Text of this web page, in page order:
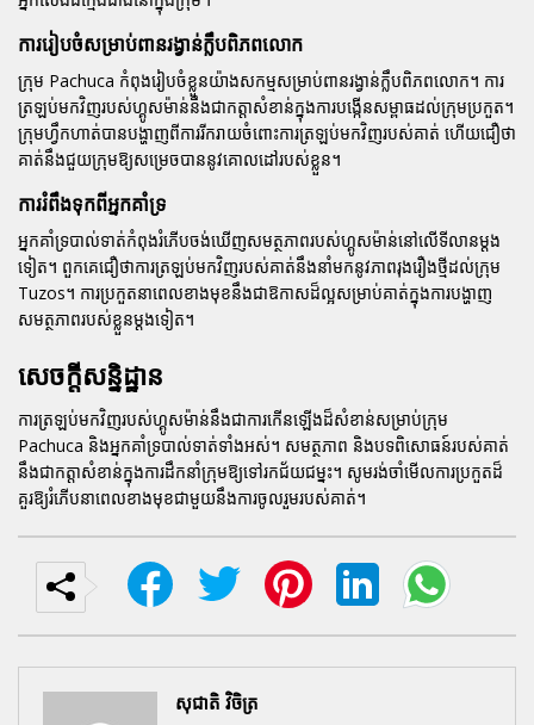
ការរៀបចំសម្រាប់ពានរង្វាន់ក្លឹបពិភពលោក
ក្រុម Pachuca កំពុងរៀបចំខ្លួនយ៉ាងសកម្មសម្រាប់ពានរង្វាន់ក្លឹបពិភពលោក។ ការ
ត្រឡប់មកវិញរបស់ហ្គូសម៉ាន់នឹងជាកត្តាសំខាន់ក្នុងការបង្កើនសម្ពាធដល់ក្រុមប្រកួត។
ក្រុមហ្វឹកហាត់បានបង្ហាញពីការរីករាយចំពោះការត្រឡប់មកវិញរបស់គាត់ ហើយជឿថា
គាត់នឹងជួយក្រុមឱ្យសម្រេចបាននូវគោលដៅរបស់ខ្លួន។
ការរំពឹងទុកពីអ្នកគាំទ្រ
អ្នកគាំទ្របាល់ទាត់កំពុងរំភើបចង់ឃើញសមត្ថភាពរបស់ហ្គូសម៉ាន់នៅលើទីលានម្តង
ទៀត។ ពួកគេជឿថាការត្រឡប់មកវិញរបស់គាត់នឹងនាំមកនូវភាពរុងរឿងថ្មីដល់ក្រុម
Tuzos។ ការប្រកួតនាពេលខាងមុខនឹងជាឱកាសដ៏ល្អសម្រាប់គាត់ក្នុងការបង្ហាញ
សមត្ថភាពរបស់ខ្លួនម្តងទៀត។
សេចក្តីសន្និដ្ឋាន
ការត្រឡប់មកវិញរបស់ហ្គូសម៉ាន់នឹងជាការកើនឡើងដ៏សំខាន់សម្រាប់ក្រុម
Pachuca និងអ្នកគាំទ្របាល់ទាត់ទាំងអស់។ សមត្ថភាព និងបទពិសោធន៍របស់គាត់
នឹងជាកត្តាសំខាន់ក្នុងការដឹកនាំក្រុមឱ្យទៅរកជ័យជម្នះ។ សូមរង់ចាំមើលការប្រកួតដ៏
គួរឱ្យរំភើបនាពេលខាងមុខជាមួយនឹងការចូលរួមរបស់គាត់។
សុជាតិ វិចិត្រ